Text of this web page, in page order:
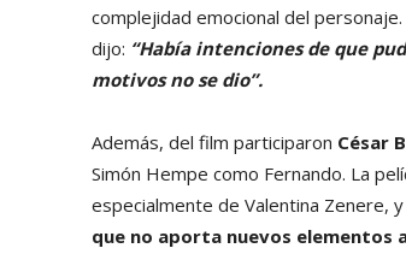
complejidad emocional del
dijo: “Había intenciones de que
motivos no se dio”.
Además, del film participaron César
Simón Hempe como Fernando. La
especialmente de Valentina Zenere,
que no aporta nuevos elementos